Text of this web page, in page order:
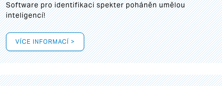
Software pro identifikaci spekter poháněn umělou
inteligencí!
VÍCE INFORMACÍ >